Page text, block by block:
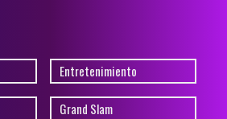
Entretenimiento
Grand Slam